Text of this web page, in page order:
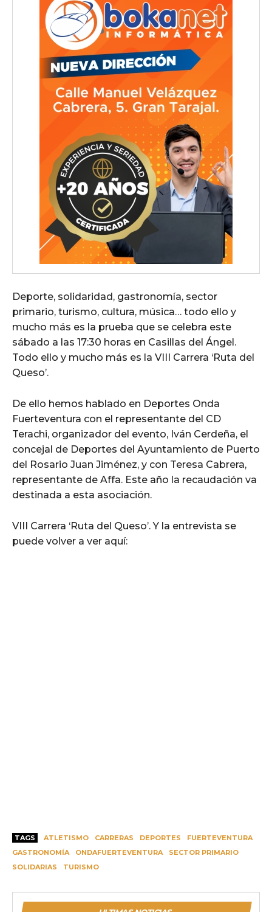
Deporte, solidaridad, gastronomía, sector
primario, turismo, cultura, música… todo ello y
mucho más es la prueba que se celebra este
sábado a las 17:30 horas en Casillas del Ángel.
Todo ello y mucho más es la VIII Carrera ‘Ruta del
Queso’.
De ello hemos hablado en Deportes Onda
Fuerteventura con el representante del CD
Terachi, organizador del evento, Iván Cerdeña, el
concejal de Deportes del Ayuntamiento de Puerto
del Rosario Juan Jiménez, y con Teresa Cabrera,
representante de Affa. Este año la recaudación va
destinada a esta asociación.
VIII Carrera ‘Ruta del Queso’. Y la entrevista se
puede volver a ver aquí:
TAGS ATLETISMO CARRERAS DEPORTES
FUERTEVENTURA
GASTRONOMÍA
ONDAFUERTEVENTURA
SECTOR PRIMARIO
SOLIDARIAS
TURISMO